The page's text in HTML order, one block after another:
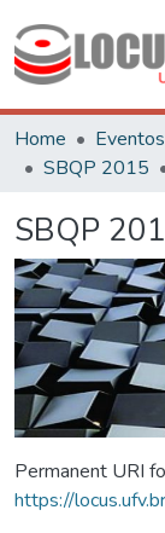
Home
SBQP 2015
SBQP
Permanent URI
https://